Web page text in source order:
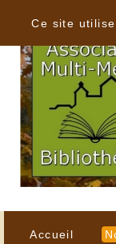
Accueil
Ce site